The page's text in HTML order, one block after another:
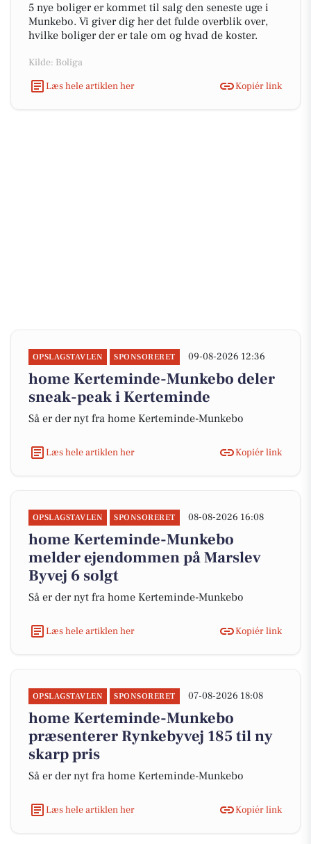
5 nye boliger er kommet til salg den seneste uge i
Munkebo. Vi giver dig her det fulde overblik over,
hvilke boliger der er tale om og hvad de koster.
Kilde: Boliga
Læs hele artiklen her
Kopiér link
OPSLAGSTAVLEN SPONSORERET 09-08-2026 12:36
home Kerteminde-Munkebo deler
sneak-peak i Kerteminde
Så er der nyt fra home Kerteminde-Munkebo
Læs hele artiklen her Kopiér link
OPSLAGSTAVLEN SPONSORERET 08-08-2026 16:08
home Kerteminde-Munkebo
melder ejendommen på Marslev
Byvej 6 solgt
Så er der nyt fra home Kerteminde-Munkebo
Læs hele artiklen her Kopiér link
OPSLAGSTAVLEN SPONSORERET 07-08-2026 18:08
home Kerteminde-Munkebo
præsenterer Rynkebyvej 185 til ny
skarp pris
Så er der nyt fra home Kerteminde-Munkebo
Læs hele artiklen her Kopiér link